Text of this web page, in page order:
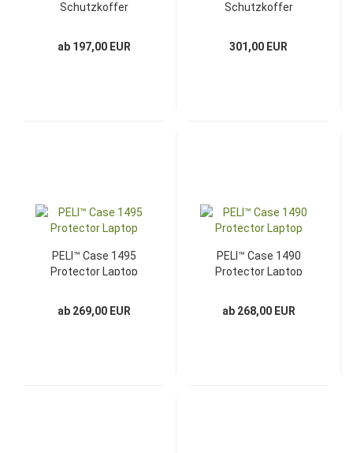
Schutzkoffer
ab 197,00 EUR
Schutzkoffer
301,00 EUR
PELI™ Case 1495
Protector Laptop
ab 269,00 EUR
PELI™ Case 1490
Protector Laptop
ab 268,00 EUR